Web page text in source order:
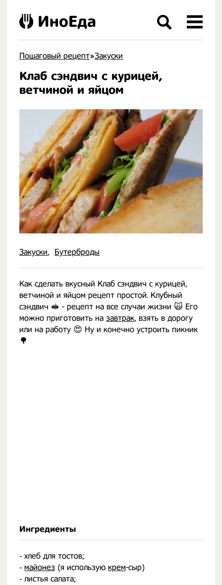
Пошаговый рецепт»Закуски
Клаб сэндвич с курицей,
ветчиной и яйцом
Закуски Бутерброды
Как сделать вкусный Клаб сэндвич с курицей,
ветчиной и яйцом рецепт простой. Клубный
сэндвич 🥪 - рецепт на все случаи жизни 🙀 Его
можно приготовить на завтрак, взять в дорогу
или на работу 😍 Ну и конечно устроить пикник
🌳
Ингредиенты
⁃ хлеб для тостов;
⁃ майонез (я использую крем-сыр)
⁃ листья салата;
ИноЕда